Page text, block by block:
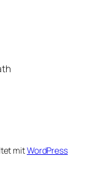
mitWordPress